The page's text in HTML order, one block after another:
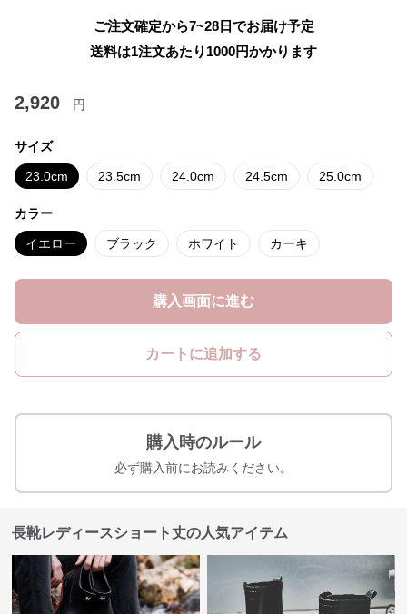
ご注文確定から7~28日でお届け予定
送料は1注文あたり 1000円かかります
2,920 円
サイズ
23.0cm 23.5cm 24.0cm 24.5cm 25.0cm
カラー
イエロー ブラック ホワイト カーキ
購入画面に進む
カートに追加する
購入時のルール
必ず購入前にお読みください。
長靴レディースショート丈の人気アイテム